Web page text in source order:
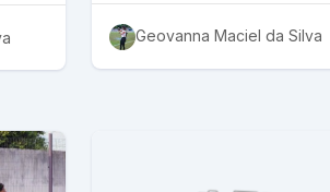
Geovanna Maciel da Silva